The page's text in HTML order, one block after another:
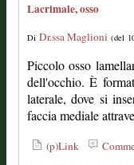
Lacrimale, osso
Di Dr.ssa Maglioni (del
Piccolo osso
dell'occhio. È
laterale, dove si
faccia mediale
(p)Link